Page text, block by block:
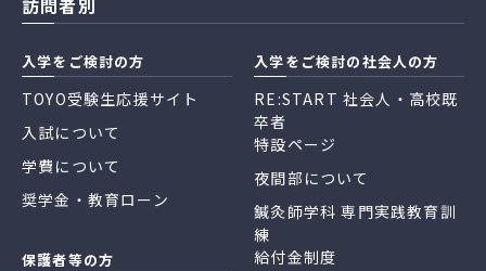
訪問者別
入学をご検討の方
TOYO受験生応援サイト
入試について
学費について
奨学金・教育ローン
保護者等の方
入学をご検討の社会人の方
RE:START 社会人・高校既
卒者
特設ページ
夜間部について
鍼灸師学科 専門実践教育訓
練
給付金制度